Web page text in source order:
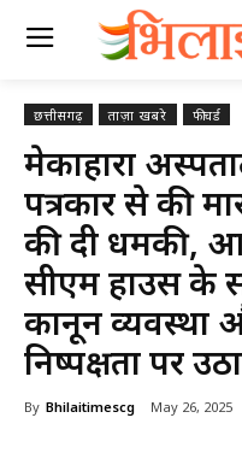
छत्तीसगढ़ ताज़ा खबरे फीचर्ड
मेकाहारा
पत्रकार से की
की दी धमकी,
सीएम हाउस के
कानून व्यवस्था
निष्पक्षता पर
By Bhilaitimescg May 26, 2025